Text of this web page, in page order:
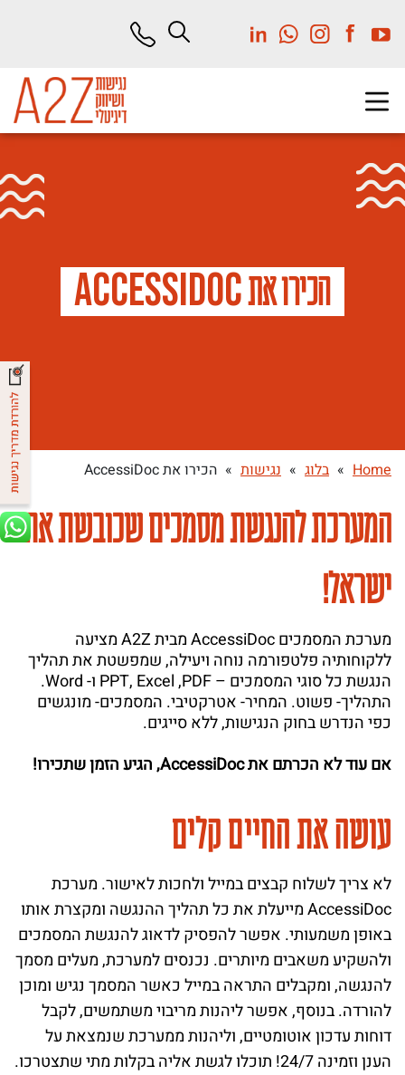
הכירו את AccessiDoc
Home
» בלוג » נגישות » הכירו את AccessiDoc
המערכת להנגשת מסמכים שכובשת את
ישראל!
מערכת המסמכים AccessiDoc מבית A2Z מציעה
ללקוחותיה פלטפורמה נוחה ויעילה, שמפשטת את תהליך
הנגשת כל סוגי המסמכים – PPT, Excel ,PDF ו- Word.
התהליך- פשוט. המחיר- אטרקטיבי. המסמכים- מונגשים
כפי הנדרש בחוק הנגישות, ללא סייגים.
אם עוד לא הכרתם את AccessiDoc, הגיע הזמן שתכירו!
עושה את החיים קלים
לא צריך לשלוח קבצים במייל ולחכות לאישור. מערכת
AccessiDoc מייעלת את כל תהליך ההנגשה ומקצרת אותו
באופן משמעותי. אפשר להפסיק לדאוג להנגשת המסמכים
ולהשקיע משאבים מיותרים. נכנסים למערכת, מעלים מסמך
להנגשה, ומקבלים התראה במייל כאשר המסמך נגיש ומוכן
להורדה. בנוסף, אפשר ליהנות מריבוי משתמשים, לקבל
דוחות עדכון אוטומטיים, וליהנות ממערכת שנמצאת על
הענן וזמינה 24/7! תוכלו לגשת אליה בקלות מתי שתצטרכו.